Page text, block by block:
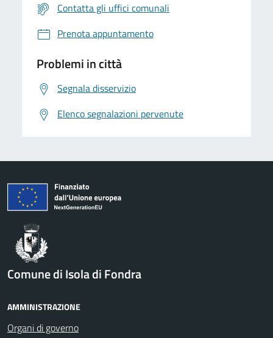
Contatta gli uffici comunali
Prenota appuntamento
Problemi in città
Segnala disservizio
Elenco segnalazioni pervenute
Comune di Isola di Fondra
AMMINISTRAZIONE
Organi di governo